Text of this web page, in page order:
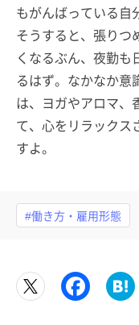
もがんばっている自
そうすると、張りつ
くなるぶん、夜勤も
るはず。なかなか意
は、ヨガやアロマ、
て、心をリラックス
すよ。
#働き方・雇用形態